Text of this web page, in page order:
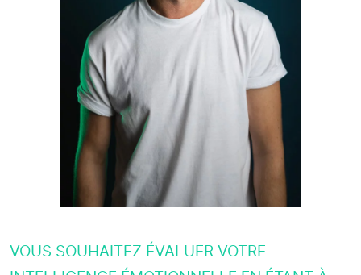
VOUS SOUHAITEZ ÉVALUER VOTRE